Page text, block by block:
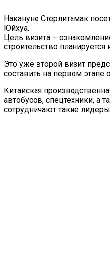
Накануне Стерлитамак
Юйхуа.
Цель визита –
строительство
Это уже второй визит
составить на первом
Китайская
автобусов, спецтехники, а
сотрудничают такие лидеры